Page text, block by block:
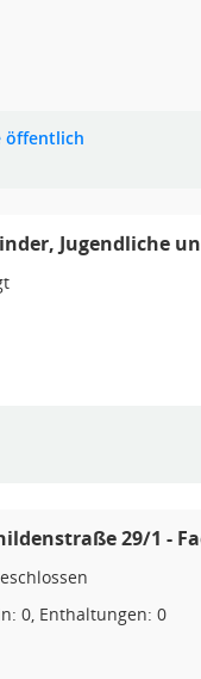
öffentlich
Jugendliche
29/1 -
0, Enthaltungen: 0